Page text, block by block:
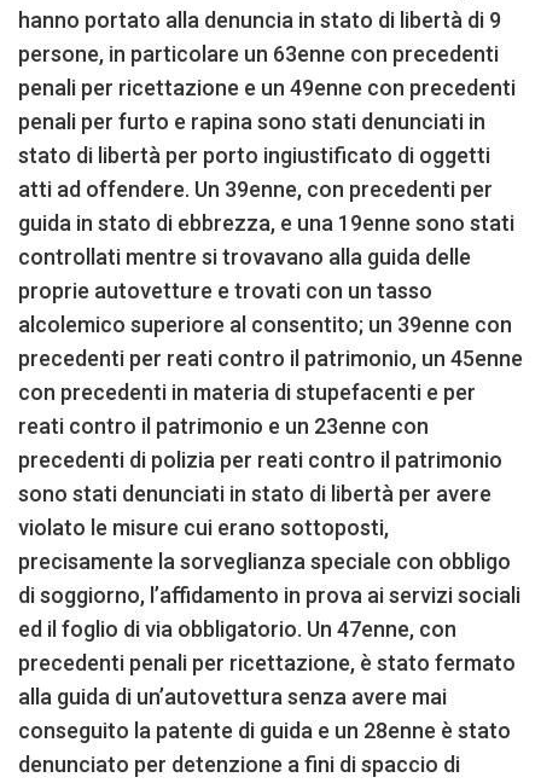
hanno portato alla denuncia in stato di libertà di 9
persone, in particolare un 63enne con precedenti
penali per ricettazione e un 49enne con precedenti
penali per furto e rapina sono stati denunciati in
stato di libertà per porto ingiustificato di oggetti
atti ad offendere. Un 39enne, con precedenti per
guida in stato di ebbrezza, e una 19enne sono stati
controllati mentre si trovavano alla guida delle
proprie autovetture e trovati con un tasso
alcolemico superiore al consentito; un 39enne con
precedenti per reati contro il patrimonio, un 45enne
con precedenti in materia di stupefacenti e per
reati contro il patrimonio e un 23enne con
precedenti di polizia per reati contro il patrimonio
sono stati denunciati in stato di libertà per avere
violato le misure cui erano sottoposti,
precisamente la sorveglianza speciale con obbligo
di soggiorno, l’affidamento in prova ai servizi sociali
ed il foglio di via obbligatorio. Un 47enne, con
precedenti penali per ricettazione, è stato fermato
alla guida di un’autovettura senza avere mai
conseguito la patente di guida e un 28enne è stato
denunciato per detenzione a fini di spaccio di